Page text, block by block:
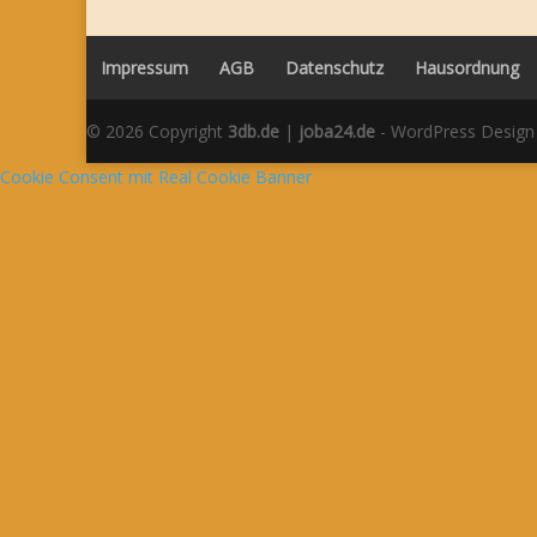
Impressum AGB Datenschutz Hausordnung
© 2026 Copyright 3db.de | joba24.de - WordPress
Cookie Consent mit Real Cookie Banner